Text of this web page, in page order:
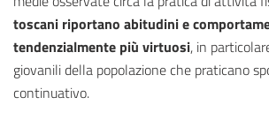
toscani riportano abitudini e
tendenzialmente più virtuosi, in
giovanili della popolazione che praticano
continuativo.